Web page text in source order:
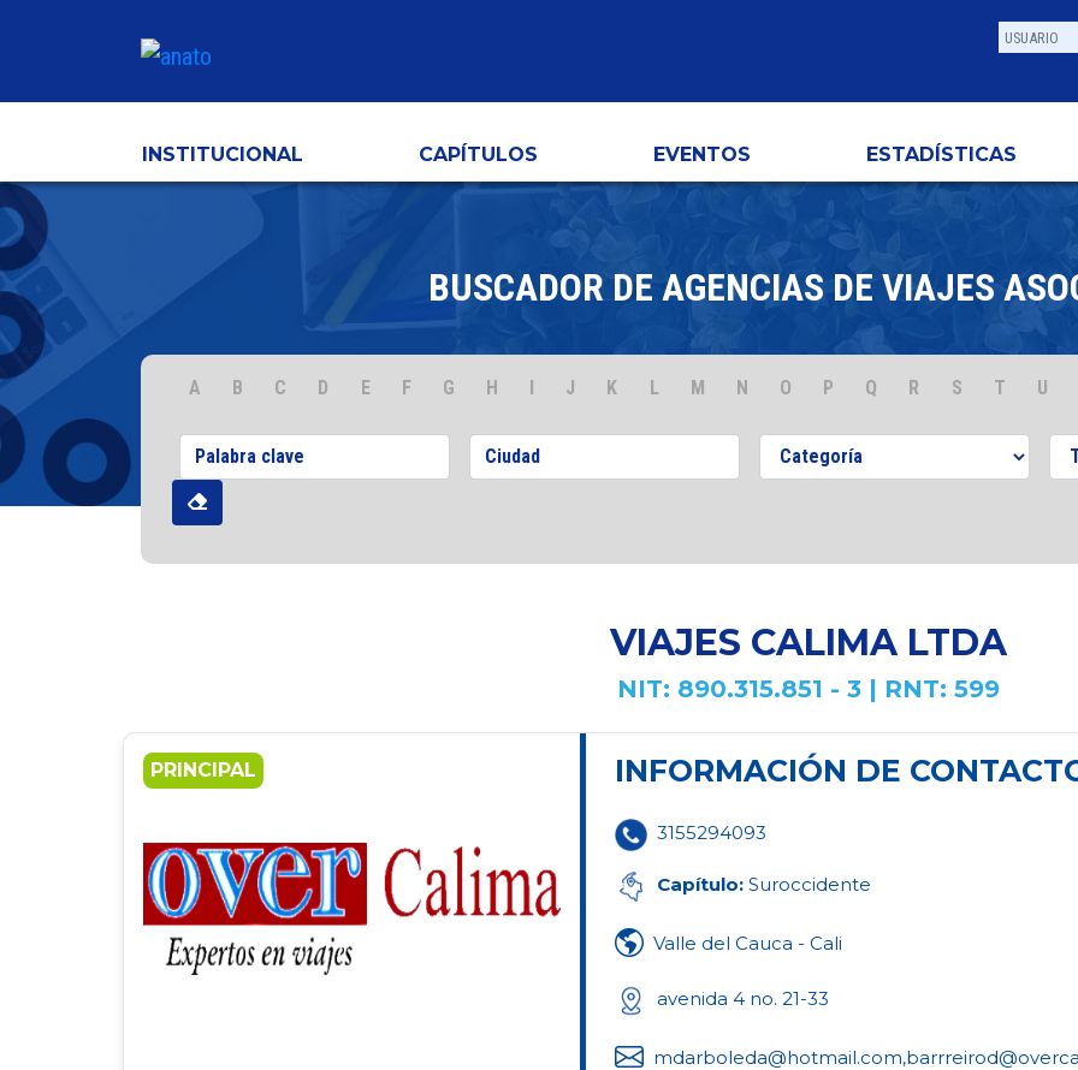
INSTITUCIONAL CAPÍTULOS EVENTOS ESTADÍSTICAS
BUSCADOR DE AGENCIAS DE VIAJES
A B C D E F G H I J K L M N O P Q R S T U
VIAJES CALIMA LTDA
NIT: 890.315.851 - 3 | RNT: 599
PRINCIPAL INFORMACIÓN DE
3155294093
Capítulo:Suroccidente
Valle del Cauca - Cali
avenida 4 no. 21-33
mdarboleda@hotmail.com,